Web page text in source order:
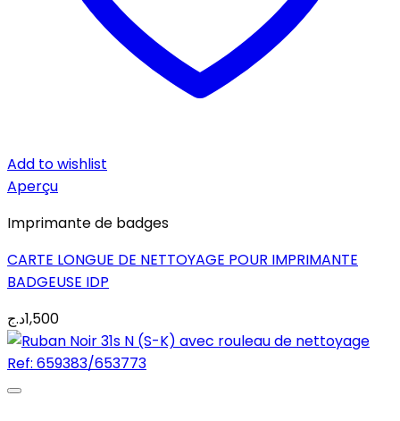
Add to wishlist
Aperçu
Imprimante de badges
CARTE LONGUE DE NETTOYAGE POUR IMPRIMANTE
BADGEUSE IDP
1,500د.ج